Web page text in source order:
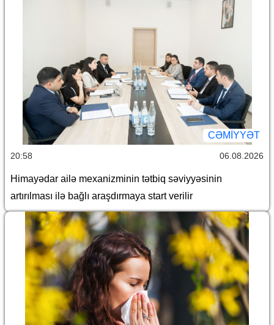
CƏMİYYƏT
20:58 06.08.2026
Himayədar ailə mexanizminin tətbiq səviyyəsinin
artırılması ilə bağlı araşdırmaya start verilir